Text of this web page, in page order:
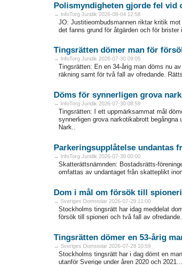
Polismyndigheten gjorde fel vid
→ InfoTorg Juridik 2026-08-04 12:58
JO: Justitieombudsmannen riktar kritik
det fanns grund för åtgärden och för
Tingsrätten dömer man för
→ InfoTorg Juridik 2026-07-30 09:05
Tingsrätten: En en 34-årig man döms nu
räkning samt för två fall av ofredande.
Döms för synnerligen grova
→ InfoTorg Juridik 2026-07-30 08:59
Tingsrätten: I ett uppmärksammat mål
synnerligen grova narkotikabrott
Nark..
Parkeringsupplåtelse undantas
→ InfoTorg Juridik 2026-07-30 00:00
Skatterättsnämnden: Bostadsrätts-
omfattas av undantaget från skatteplikt
Dom i mål om försök till
→ Sveriges Domstolar 2026-07-29 11:00
Stockholms tingsrätt har idag meddelat
försök till spioneri och två fall av
Tingsrätten dömer en 53-årig
→ Sveriges Domstolar 2026-07-28 10:59
Stockholms tingsrätt har i dag dömt en
utanför Sverige under åren 2020 och 2021...